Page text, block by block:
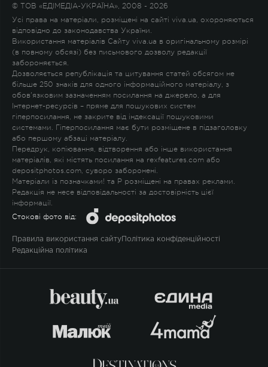
© ТОВ «ЕДІМЕДІА-УКРАЇНА», 2008 - 2026
Усі права на матеріали, розміщені на сайті viva.ua, охороняються
відповідно до законодавства України.
Використання матеріалів Сайту viva.ua в оригінальному розмірі
(в повному обсязі) без письмового дозволу редакції
забороняється.
Дозволяється републікація та цитування статей обсягом не
більше 250 знаків для одного інформаційного матеріалу, з
обов'язковим зазначенням посилання на джерело, а для
Інтернет-ресурсів – пряме для пошукових систем
гіперпосилання, не закрите від індексації пошуковими
системами. Гіперпосилання має бути розміщене в підзаголовку
або першому абзаці матеріалу.
Передрук, копіювання, відтворення або інше використання
матеріалів, які містять посилання на rexfeatures.com або
depositphotos.com, суворо заборонені.
Матеріали із позначками! та P розміщені на правах реклами.
Редакція не несе відповідальності за достовірність цієї
інформації.
Стокові фото від:
Правила використання сайту Політика конфіденційності
Редакційна політика